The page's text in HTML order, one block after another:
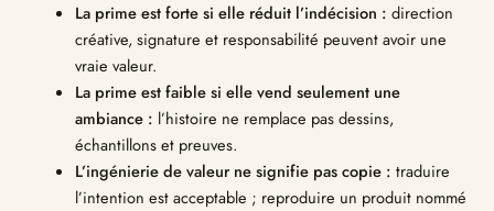
La prime est forte si elle réduit l’indécision : direction
créative, signature et responsabilité peuvent avoir une
vraie valeur.
La prime est faible si elle vend seulement une
ambiance : l’histoire ne remplace pas dessins,
échantillons et preuves.
L’ingénierie de valeur ne signifie pas copie : traduire
l’intention est acceptable ; reproduire un produit nommé